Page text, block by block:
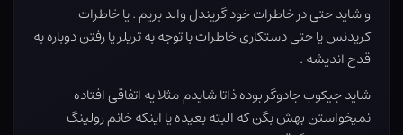
و شاید حتی در خاطرات خود گریندل والد بریم . یا خاطرات
کریدنس یا حتی دستکاری خاطرات با توجه به تریلر یا رفتن دوباره به
قدح اندیشه .
شاید جیکوب جادوگر بوده ذاتا شایدم مثلا یه اتفاقی افتاده
نمیخواستن بهش بگن که البته بعیده یا اینکه خانم رولینگ